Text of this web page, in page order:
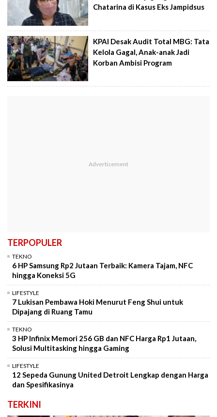
Chatarina di Kasus Eks Jampidsus
KPAI Desak Audit Total MBG: Tata
Kelola Gagal, Anak-anak Jadi
Korban Ambisi Program
TERPOPULER
TEKNO
6 HP Samsung Rp2 Jutaan Terbaik: Kamera Tajam, NFC
hingga Koneksi 5G
LIFESTYLE
7 Lukisan Pembawa Hoki Menurut Feng Shui untuk
Dipajang di Ruang Tamu
TEKNO
3 HP Infinix Memori 256 GB dan NFC Harga Rp1 Jutaan,
Solusi Multitasking hingga Gaming
LIFESTYLE
12 Sepeda Gunung United Detroit Lengkap dengan Harga
dan Spesifikasinya
TERKINI